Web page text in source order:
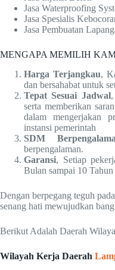
Jasa Waterproofing
Jasa Spesialis
Jasa Pembuatan
MENGAPA MEMILIH
Harga Terjangkau,
dan bersahabat untuk
Tepat Sesuai Jadwal,
serta memberikan
dalam mengerjakan
instansi pemerintah
SDM
berpengalaman.
Garansi, Setiap
Bulan sampai 10 Tahun
Dengan berpegang teguh
senang hati mewujudkan
Berikut Adalah Daerah
Wilayah Kerja Daerah